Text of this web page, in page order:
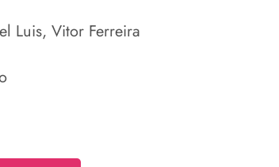
Luis, Vitor Ferreira